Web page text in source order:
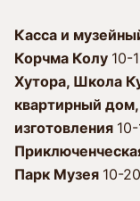
Касса и
Корчма Колу 10-
Xутора, Школа
квартирный
изготовления
Парк Музея 10-20